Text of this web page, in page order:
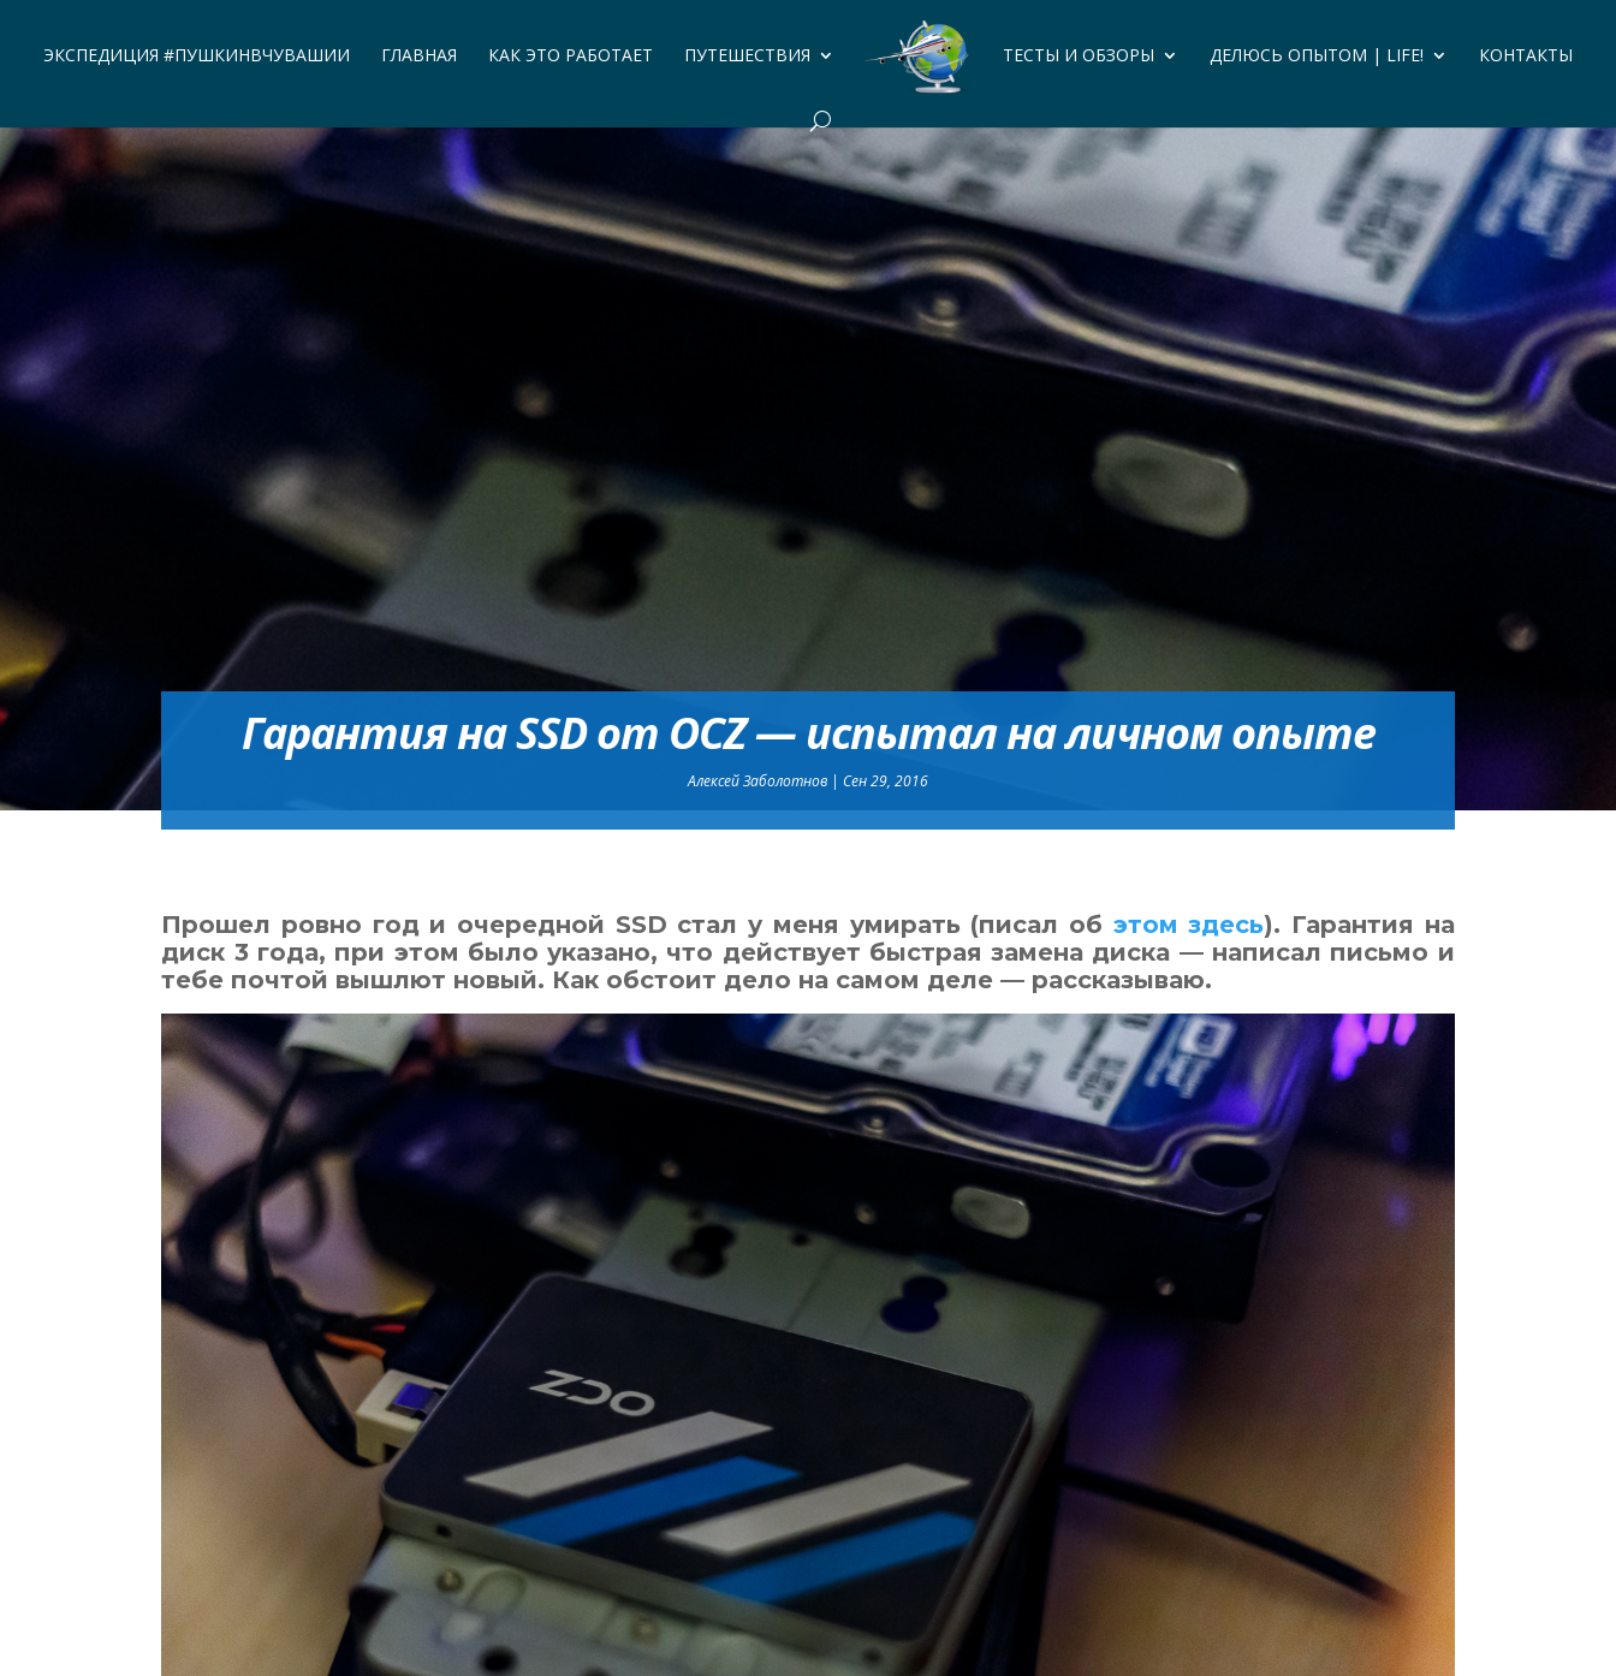
ЭКСПЕДИЦИЯ #ПУШКИНВЧУВАШИИ ГЛАВНАЯ КАК ЭТО РАБОТАЕТ ПУТЕШЕСТВИЯ ТЕСТЫ И ОБЗОРЫ ДЕЛЮСЬ ОПЫТОМ | LIFE! КОНТАКТЫ
Гарантия на SSD от OCZ — испытал на личном опыте
Алексей Заболотнов | Сен 29, 2016
Прошел ровно год и очередной SSD стал у меня умирать (писал об этом здесь). Гарантия на
диск 3 года, при этом было указано, что действует быстрая замена диска — написал письмо и
тебе почтой вышлют новый. Как обстоит дело на самом деле — рассказываю.